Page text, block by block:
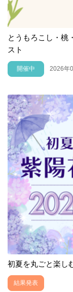
とうもろこし・桃
スト
開催中 2026年
初夏を丸ごと楽し
結果発表